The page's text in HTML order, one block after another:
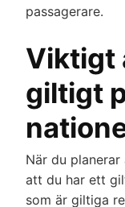
passagerare.
Viktigt
giltigt
När du
att du har ett
som är giltiga